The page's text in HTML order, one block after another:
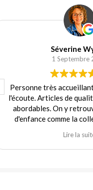
Séverine
1 Septembre
Personne très
l'écoute. Articles de
abordables. On y
d'enfance comme la
expérience tant en
recommande fortement
Lire la